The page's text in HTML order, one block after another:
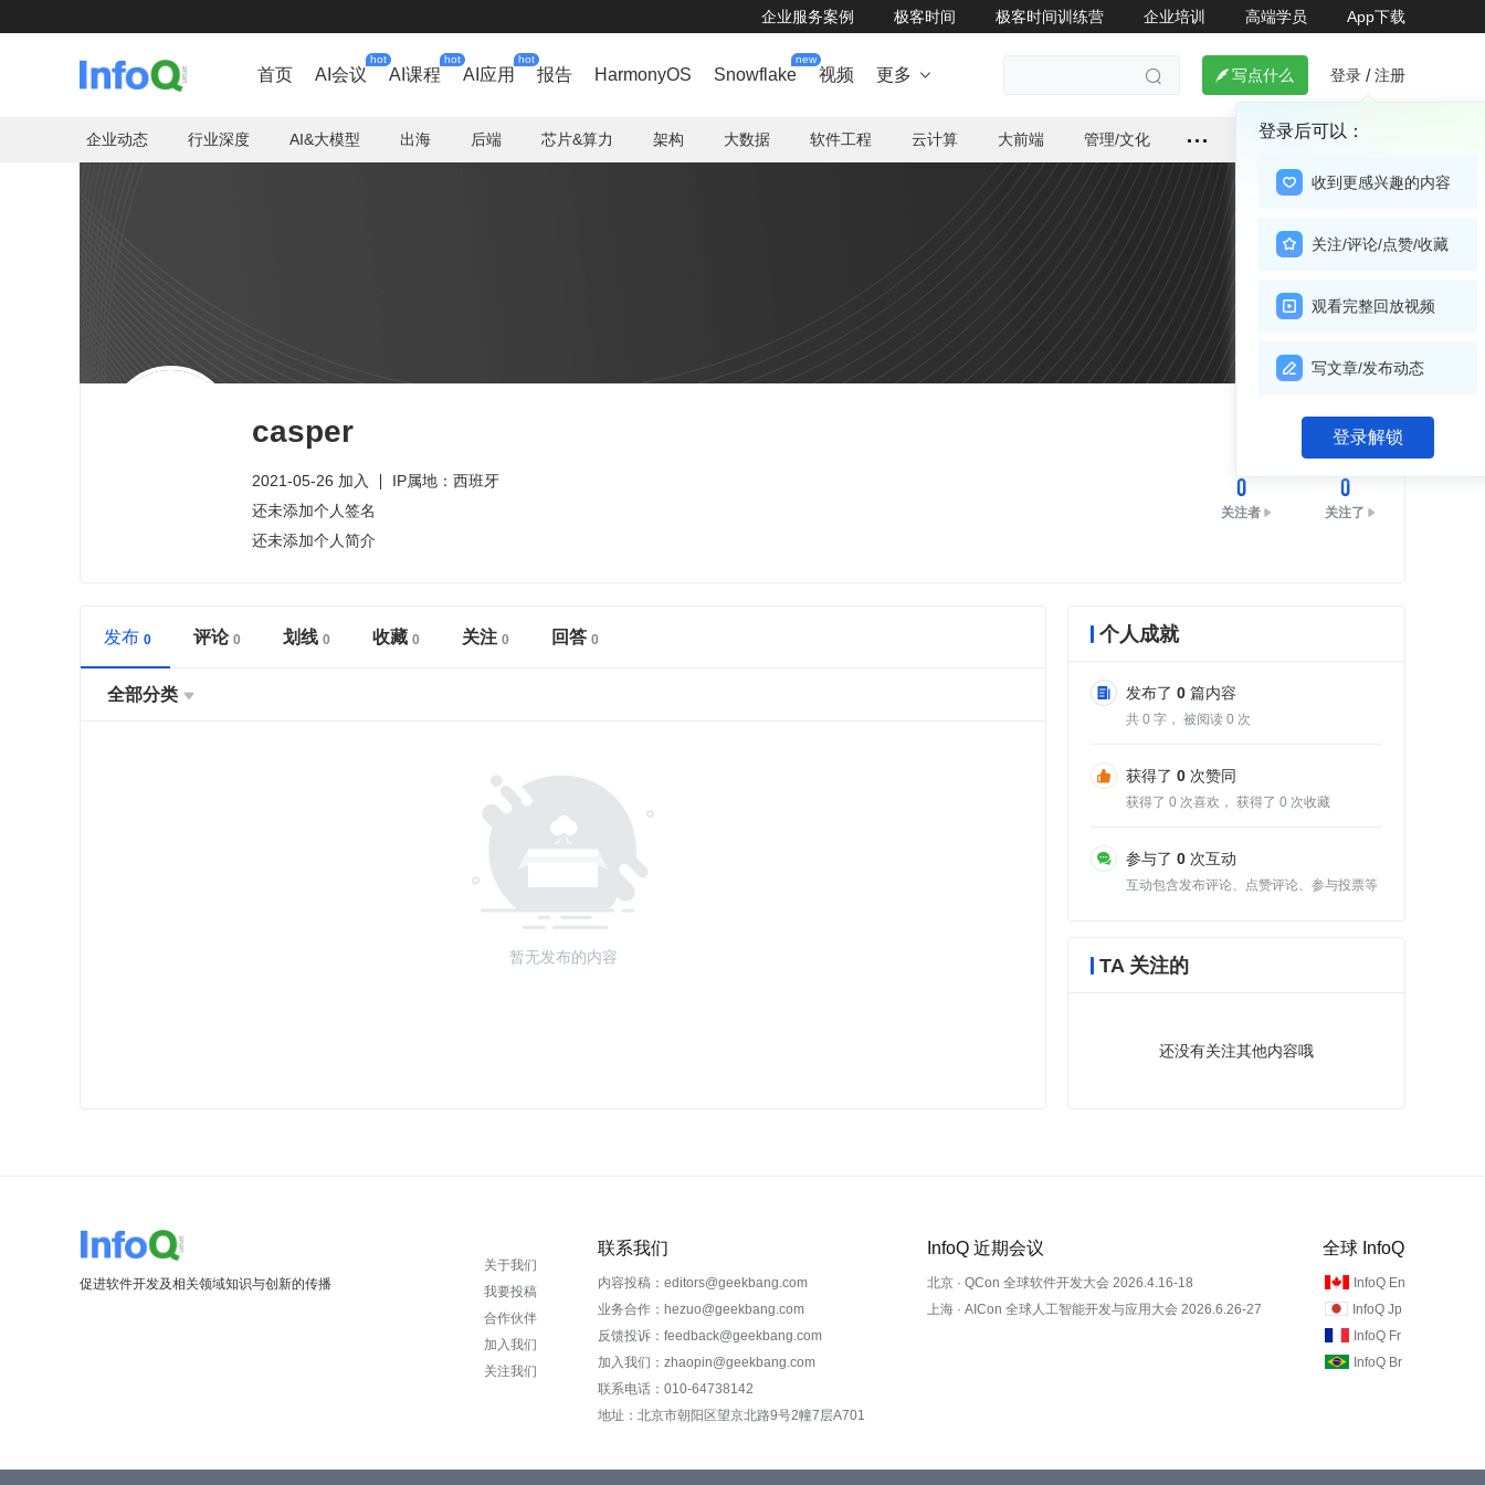
企业服务案例 极客时间 极客时间训练营 企业培训 高端学员 App下载
首页 AI会议
hot
AI课程
hot
AI应用
hot
报告 HarmonyOS Snowflake
new
视频 更多    写点什么 登录 / 注册
登录后可以：
收到更感兴趣的内容
关注/评论/点赞/收藏
观看完整回放视频
写文章/发布动态
登录解锁
企业动态 行业深度 AI&大模型 出海 后端 芯片&算力 架构 大数据 软件工程 云计算 大前端 管理/文化
casper
2021-05-26 加入
IP属地：西班牙
还未添加个人签名
还未添加个人简介
关注
0
关注者
0
关注了
发布 评论 划线 收藏 关注 回答
全部分类 
暂无发布的内容
个人成就
发布了 0 篇内容
共 0 字， 被阅读 0 次
获得了 0 次赞同
获得了 0 次喜欢， 获得了 0 次收藏
参与了 0 次互动
互动包含发布评论、点赞评论、参与投票等
TA 关注的
还没有关注其他内容哦
促进软件开发及相关领域知识与创新的传播
关于我们
我要投稿
合作伙伴
加入我们
关注我们
联系我们
内容投稿：editors@geekbang.com
业务合作：hezuo@geekbang.com
反馈投诉：feedback@geekbang.com
加入我们：zhaopin@geekbang.com
联系电话：010-64738142
地址：北京市朝阳区望京北路9号2幢7层A701
InfoQ 近期会议
北京 · QCon 全球软件开发大会 2026.4.16-18
上海 · AICon 全球人工智能开发与应用大会 2026.6.26-27
全球 InfoQ
InfoQ En
InfoQ Jp
InfoQ Fr
InfoQ Br